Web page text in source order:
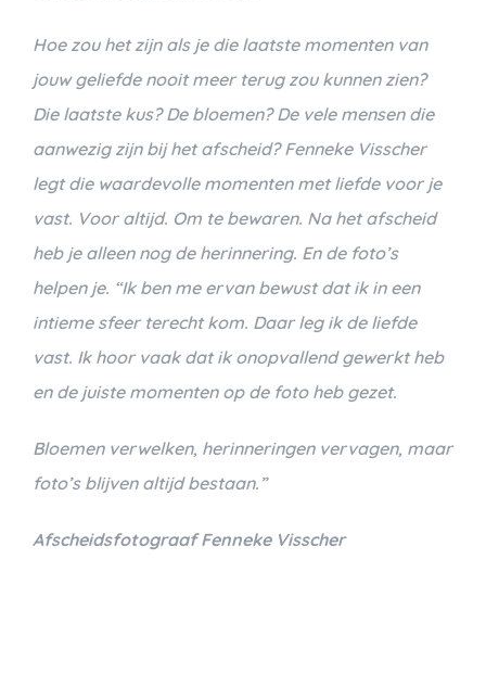
Hoe zou het zijn als je die laatste momenten van
jouw geliefde nooit meer terug zou kunnen zien?
Die laatste kus? De bloemen? De vele mensen die
aanwezig zijn bij het afscheid? Fenneke Visscher
legt die waardevolle momenten met liefde voor je
vast. Voor altijd. Om te bewaren. Na het afscheid
heb je alleen nog de herinnering. En de foto’s
helpen je. “Ik ben me ervan bewust dat ik in een
intieme sfeer terecht kom. Daar leg ik de liefde
vast. Ik hoor vaak dat ik onopvallend gewerkt heb
en de juiste momenten op de foto heb gezet.
Bloemen verwelken, herinneringen vervagen, maar
foto’s blijven altijd bestaan.”
Afscheidsfotograaf Fenneke Visscher